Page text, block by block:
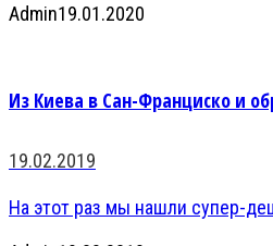
Admin19.01.2020
Из Киева в Сан-Франциско и
19.02.2019
На этот раз мы нашли супер-